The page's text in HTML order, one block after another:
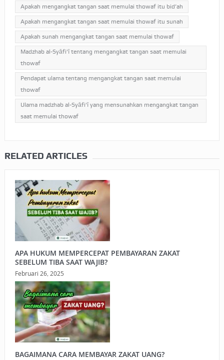
Apakah mengangkat tangan saat memulai thowaf itu bid’ah
Apakah mengangkat tangan saat memulai thowaf itu sunah
Apakah sunah mengangkat tangan saat memulai thowaf
Madzhab al-Syāfi‘ī tentang mengangkat tangan saat memulai
thowaf
Pendapat ulama tentang mengangkat tangan saat memulai
thowaf
Ulama madzhab al-Syāfi‘ī yang mensunahkan mengangkat tangan
saat memulai thowaf
RELATED ARTICLES
APA HUKUM MEMPERCEPAT PEMBAYARAN ZAKAT
SEBELUM TIBA SAAT WAJIB?
Februari 26, 2025
BAGAIMANA CARA MEMBAYAR ZAKAT UANG?